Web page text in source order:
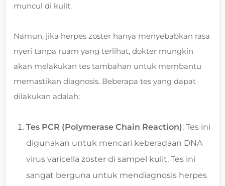
muncul di kulit.
Namun, jika herpes zoster hanya menyebabkan rasa
nyeri tanpa ruam yang terlihat, dokter mungkin
akan melakukan tes tambahan untuk membantu
memastikan diagnosis. Beberapa tes yang dapat
dilakukan adalah:
Tes PCR (Polymerase Chain Reaction): Tes ini
digunakan untuk mencari keberadaan DNA
virus varicella zoster di sampel kulit. Tes ini
sangat berguna untuk mendiagnosis herpes